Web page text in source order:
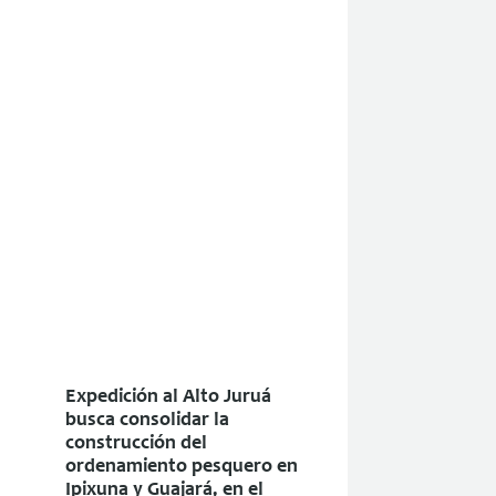
Expedición al Alto Juruá
busca consolidar la
construcción del
ordenamiento pesquero en
Ipixuna y Guajará, en el